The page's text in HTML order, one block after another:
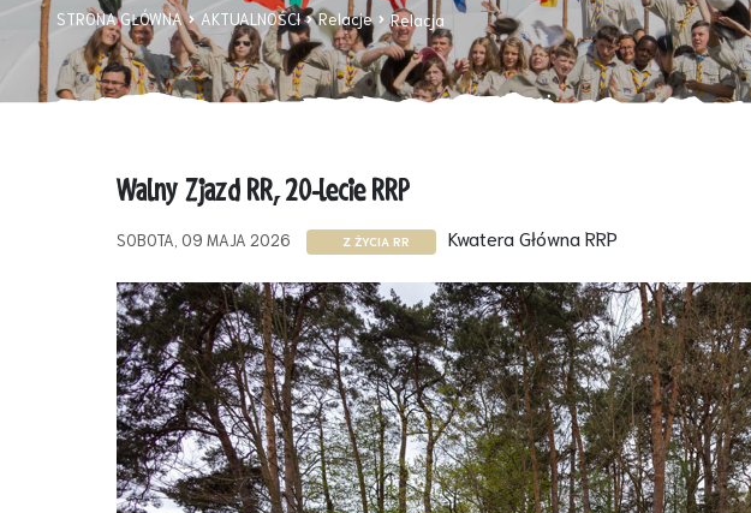
Relacje
AKTUALNOŚCI
STRONA GŁÓWNA Relacja
Walny Zjazd RR, 20-lecie RRP
SOBOTA, 09 MAJA 2026 Z ŻYCIA RR Kwatera Główna RRP